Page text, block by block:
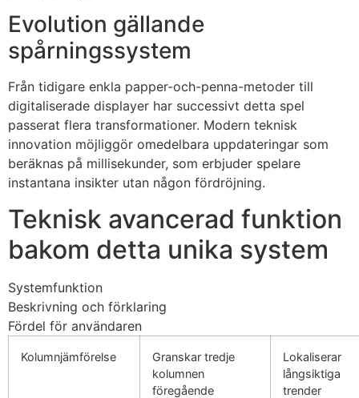
Panel
oku
Panel
Panel
Oku
panel
panel
Evolution gällande
spårningssystem
Från tidigare enkla papper-och-penna-metoder till
digitaliserade displayer har successivt detta spel
passerat flera transformationer. Modern teknisk
innovation möjliggör omedelbara uppdateringar som
beräknas på millisekunder, som erbjuder spelare
instantana insikter utan någon fördröjning.
Teknisk avancerad funktion
bakom detta unika system
Systemfunktion
Beskrivning och förklaring
Fördel för användaren
Kolumnjämförelse
Granskar tredje
kolumnen
föregående
Lokaliserar
långsiktiga
trender